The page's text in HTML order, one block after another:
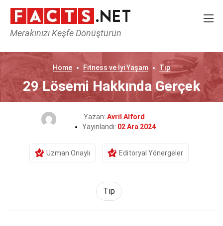
Merakınızı Keşfe Dönüştürün
Home Fitness ve İyi Yaşam Tıp
29 Lösemi Hakkında Gerçek
Yazan: Avril Alford
Yayınlandı: 02 Ara 2024
Uzman Onaylı Editoryal Yönergeler
Tıp